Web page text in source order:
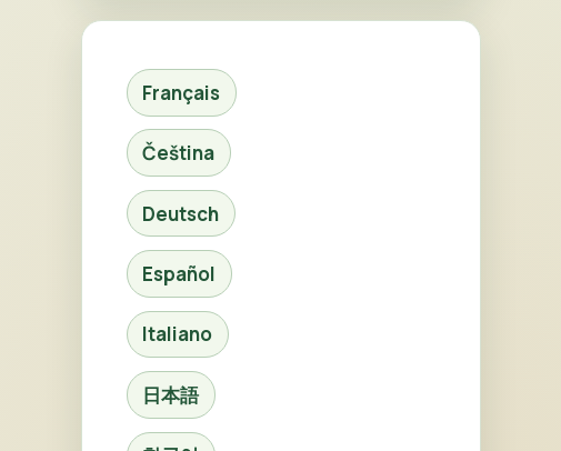
Français
Čeština
Deutsch
Español
Italiano
日本語